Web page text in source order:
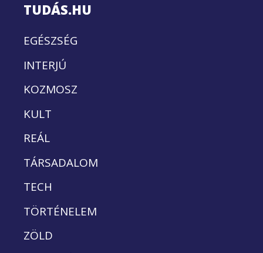
TUDÁS.HU
EGÉSZSÉG
INTERJÚ
KOZMOSZ
KULT
REÁL
TÁRSADALOM
TECH
TÖRTÉNELEM
ZÖLD